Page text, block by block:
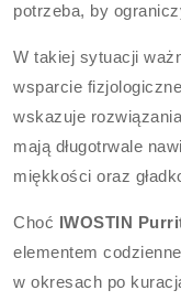
potrzeba, by
W takiej sytuacji
wsparcie
wskazuje
mają długotrwale
miękkości oraz
Choć IWOSTIN
elementem
w okresach po